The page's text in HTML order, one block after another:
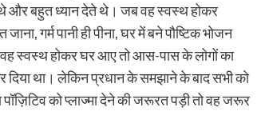
और बहुत ध्यान देते थे। जब वह स्वस्थ होकर
गर्म पानी ही पीना, घर में बने पौष्टिक भोजन
वह स्वस्थ होकर घर आए तो आस-पास के लोगों का
दिया था। लेकिन प्रधान के समझाने के बाद सभी को
को प्लाज्मा देने की जरूरत पड़ी तो वह जरूर